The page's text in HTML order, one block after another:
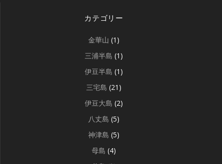
カテゴリー
金華山 (1)
三浦半島 (1)
伊豆半島 (1)
三宅島 (21)
伊豆大島 (2)
八丈島 (5)
神津島 (5)
母島 (4)